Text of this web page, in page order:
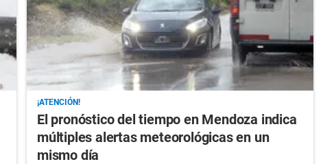
¡ATENCIÓN!
El pronóstico del tiempo en Mendoza indica
múltiples alertas meteorológicas en un
mismo día